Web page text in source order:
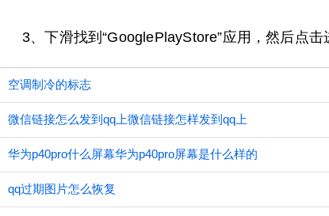
3、下滑找到“GooglePlayStore”应用，然后点
空调制冷的标志
微信链接怎么发到qq上微信链接怎样发到qq上
华为p40pro什么屏幕华为p40pro屏幕是什么样的
qq过期图片怎么恢复